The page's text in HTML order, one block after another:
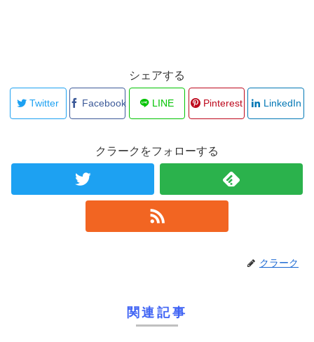
シェアする
Twitter Facebook LINE Pinterest LinkedIn
クラークをフォローする
クラーク
関連記事